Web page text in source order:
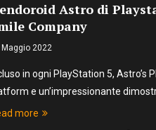
Astro di
Company
2022
in ogni PlayStation 5, Astro’s
e un’impressionante
more